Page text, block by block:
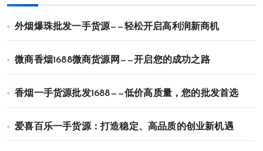
外烟爆珠批发一手货源——轻松开启高利润新商机
微商香烟1688微商货源网——开启您的成功之路
香烟一手货源批发1688——低价高质量，您的批发首选
爱喜百乐一手货源：打造稳定、高品质的创业新机遇